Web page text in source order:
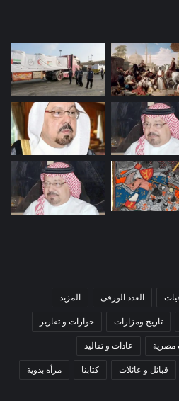
العدد الورقى المزيد
تاريخ ومزارات حوارات و تقارير
مصرية عادات و تقاليد
قبائل و عائلات كتابنا مرأه بدوية